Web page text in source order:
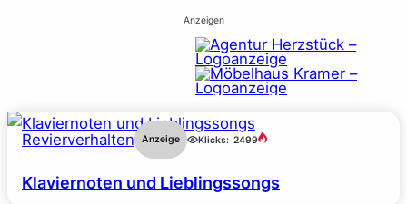
Anzeigen
Revierverhalten Anzeige Klicks: 2499
Klaviernoten und Lieblingssongs